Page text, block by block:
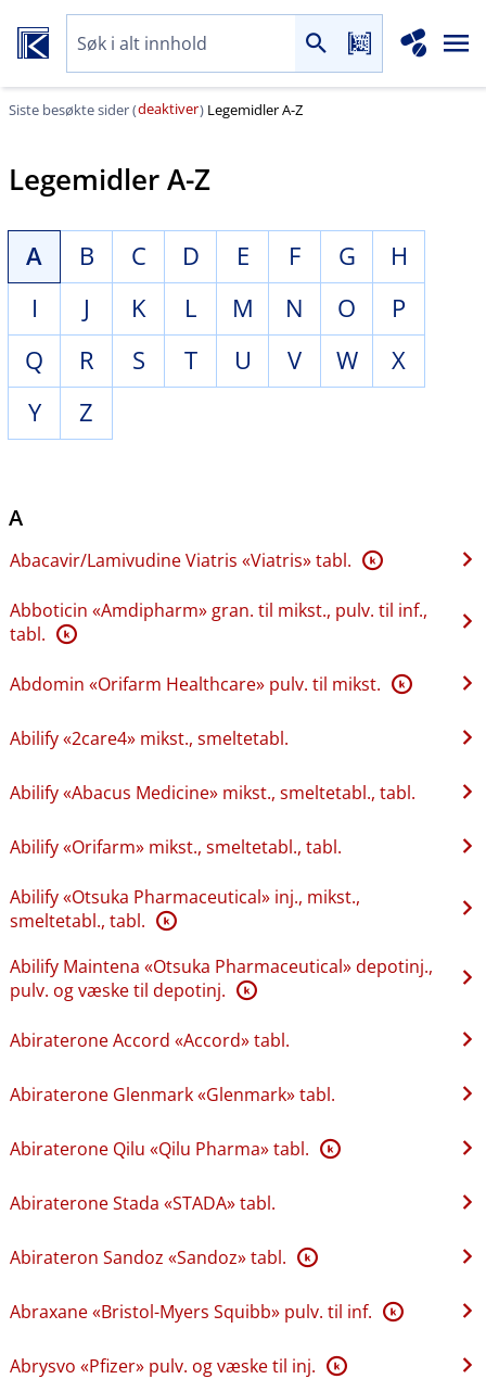
Siste besøkte sider (deaktiver) Legemidler A-Z
Legemidler A-Z
A B C D E F G
H
I
J K L M N O
P
Q
R S T U V W
X
Y
Z
A
Abacavir​/​Lamivudine Viatris «Viatris» tabl. K
Abboticin «Amdipharm» gran. til mikst., pulv. til inf.,
tabl. K
Abdomin «Orifarm Healthcare» pulv. til mikst. K
Abilify «2care4» mikst., smeltetabl.
Abilify «Abacus Medicine» mikst., smeltetabl., tabl.
Abilify «Orifarm» mikst., smeltetabl., tabl.
Abilify «Otsuka Pharmaceutical» inj., mikst.,
smeltetabl., tabl. K
Abilify Maintena «Otsuka Pharmaceutical» depotinj.,
pulv. og væske til depotinj. K
Abiraterone Accord «Accord» tabl.
Abiraterone Glenmark «Glenmark» tabl.
Abiraterone Qilu «Qilu Pharma» tabl. K
Abiraterone Stada «STADA» tabl.
Abirateron Sandoz «Sandoz» tabl. K
Abraxane «Bristol-Myers Squibb» pulv. til inf. K
Abrysvo «Pfizer» pulv. og væske til inj. K